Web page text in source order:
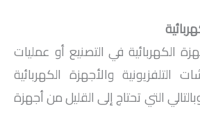
الكهربائية في التصنيع أو عمليات
التلفزيونية والأجهزة الكهربائية
التي تحتاج إلى القليل من أجهزة